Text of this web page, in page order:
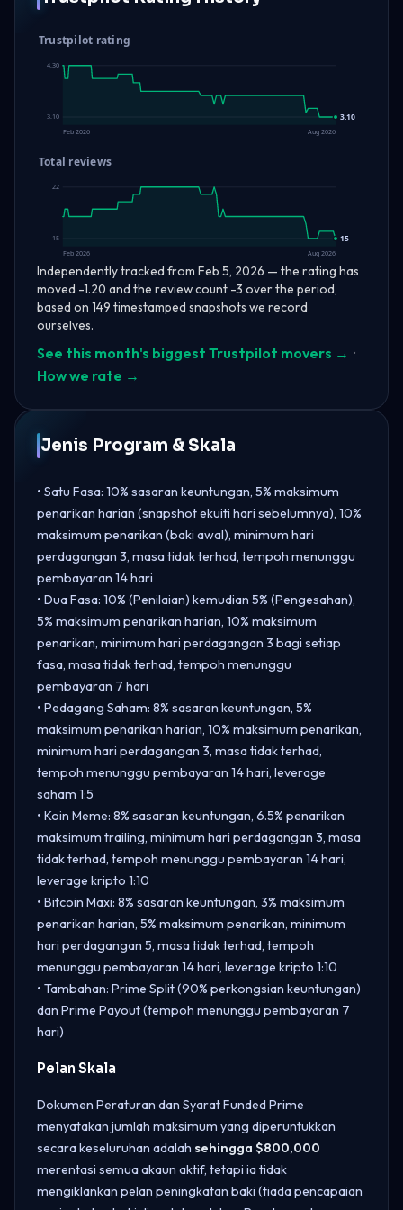
Trustpilot rating
4.30
3.10 3.10
Feb 2026 Aug 2026
Total reviews
22
15 15
Feb 2026 Aug 2026
Independently tracked from Feb 5, 2026 — the rating has
moved -1.20 and the review count -3 over the period,
based on 149 timestamped snapshots we record
ourselves.
See this month's biggest Trustpilot movers → ·
How we rate →
Jenis Program & Skala
• Satu Fasa: 10% sasaran keuntungan, 5% maksimum
penarikan harian (snapshot ekuiti hari sebelumnya), 10%
maksimum penarikan (baki awal), minimum hari
perdagangan 3, masa tidak terhad, tempoh menunggu
pembayaran 14 hari
• Dua Fasa: 10% (Penilaian) kemudian 5% (Pengesahan),
5% maksimum penarikan harian, 10% maksimum
penarikan, minimum hari perdagangan 3 bagi setiap
fasa, masa tidak terhad, tempoh menunggu
pembayaran 7 hari
• Pedagang Saham: 8% sasaran keuntungan, 5%
maksimum penarikan harian, 10% maksimum penarikan,
minimum hari perdagangan 3, masa tidak terhad,
tempoh menunggu pembayaran 14 hari, leverage
saham 1:5
• Koin Meme: 8% sasaran keuntungan, 6.5% penarikan
maksimum trailing, minimum hari perdagangan 3, masa
tidak terhad, tempoh menunggu pembayaran 14 hari,
leverage kripto 1:10
• Bitcoin Maxi: 8% sasaran keuntungan, 3% maksimum
penarikan harian, 5% maksimum penarikan, minimum
hari perdagangan 5, masa tidak terhad, tempoh
menunggu pembayaran 14 hari, leverage kripto 1:10
• Tambahan: Prime Split (90% perkongsian keuntungan)
dan Prime Payout (tempoh menunggu pembayaran 7
hari)
Pelan Skala
Dokumen Peraturan dan Syarat Funded Prime
menyatakan jumlah maksimum yang diperuntukkan
secara keseluruhan adalah sehingga $800,000
merentasi semua akaun aktif, tetapi ia tidak
mengiklankan pelan peningkatan baki (tiada pencapaian